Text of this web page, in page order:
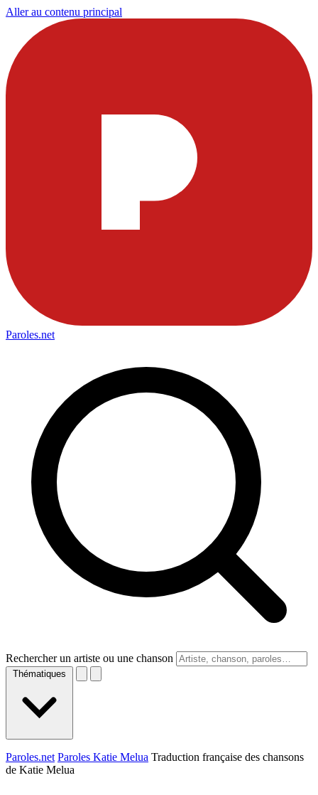
Aller au contenu principal
Paroles.net
Rechercher un artiste ou une chanson
Thématiques
Paroles.net Paroles Katie Melua Traduction française des chansons
de Katie Melua